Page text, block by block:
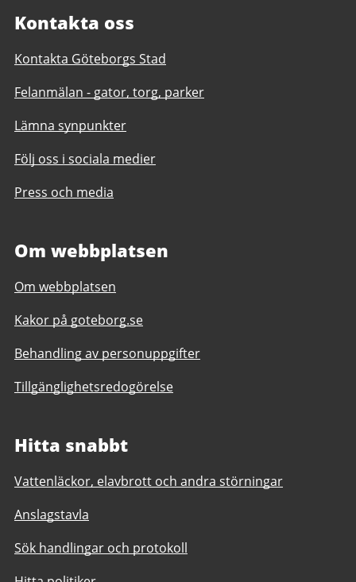
Kontakta oss
Kontakta Göteborgs Stad
Felanmälan - gator, torg, parker
Lämna synpunkter
Följ oss i sociala medier
Press och media
Om webbplatsen
Om webbplatsen
Kakor på goteborg.se
Behandling av personuppgifter
Tillgänglighetsredogörelse
Hitta snabbt
Vattenläckor, elavbrott och andra störningar
Anslagstavla
Sök handlingar och protokoll